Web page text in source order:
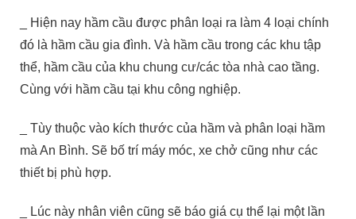
_ Hiện nay hầm cầu được phân loại ra làm 4 loại chính
đó là hầm cầu gia đình. Và hầm cầu trong các khu tập
thể, hầm cầu của khu chung cư/các tòa nhà cao tầng.
Cùng với hầm cầu tại khu công nghiệp.
_ Tùy thuộc vào kích thước của hầm và phân loại hầm
mà An Bình. Sẽ bố trí máy móc, xe chở cũng như các
thiết bị phù hợp.
_ Lúc này nhân viên cũng sẽ báo giá cụ thể lại một lần